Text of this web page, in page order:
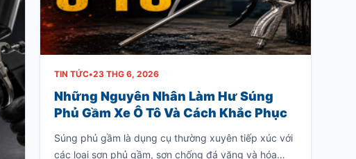
TIN TỨC•23 THG 6, 2026
Những Nguyên Nhân Làm Hư Súng
Phủ Gầm Xe Ô Tô Và Cách Khắc Phục
Súng phủ gầm là dụng cụ thường xuyên tiếp xúc với
các loại sơn phủ gầm, sơn chống đá văng và hóa